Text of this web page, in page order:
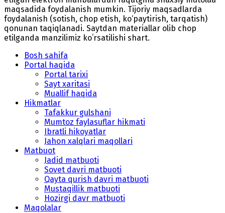
maqsadida foydalanish mumkin. Tijoriy maqsadlarda
foydalanish (sotish, chop etish, ko‘paytirish, tarqatish)
qonunan taqiqlanadi. Saytdan materiallar olib chop
etilganda manzilimiz koʻrsatilishi shart.
Bosh sahifa
Portal haqida
Portal tarixi
Sayt xaritasi
Muallif haqida
Hikmatlar
Tafakkur gulshani
Mumtoz faylasuflar hikmati
Ibratli hikoyatlar
Jahon xalqlari maqollari
Matbuot
Jadid matbuoti
Sovet davri matbuoti
Qayta qurish davri matbuoti
Mustaqillik matbuoti
Hozirgi davr matbuoti
Maqolalar